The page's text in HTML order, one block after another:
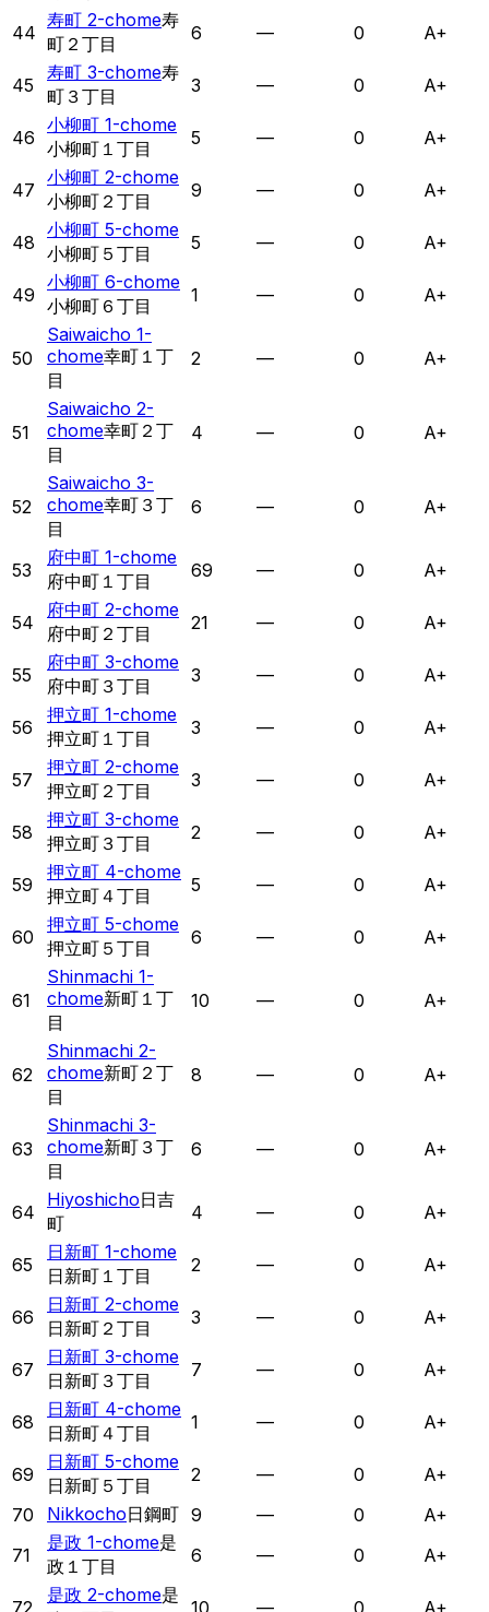
44
寿町 2-chome寿
町２丁目
6 — 0 A+
45
寿町 3-chome寿
町３丁目
3 — 0 A+
46
小柳町 1-chome
小柳町１丁目
5 — 0 A+
47
小柳町 2-chome
小柳町２丁目
9 — 0 A+
48
小柳町 5-chome
小柳町５丁目
5 — 0 A+
49
小柳町 6-chome
小柳町６丁目
1 — 0 A+
50
Saiwaicho 1-
chome幸町１丁
目
2 — 0 A+
51
Saiwaicho 2-
chome幸町２丁
目
4 — 0 A+
52
Saiwaicho 3-
chome幸町３丁
目
6 — 0 A+
53
府中町 1-chome
府中町１丁目
69 — 0 A+
54
府中町 2-chome
府中町２丁目
21 — 0 A+
55
府中町 3-chome
府中町３丁目
3 — 0 A+
56
押立町 1-chome
押立町１丁目
3 — 0 A+
57
押立町 2-chome
押立町２丁目
3 — 0 A+
58
押立町 3-chome
押立町３丁目
2 — 0 A+
59
押立町 4-chome
押立町４丁目
5 — 0 A+
60
押立町 5-chome
押立町５丁目
6 — 0 A+
61
Shinmachi 1-
chome新町１丁
目
10 — 0 A+
62
Shinmachi 2-
chome新町２丁
目
8 — 0 A+
63
Shinmachi 3-
chome新町３丁
目
6 — 0 A+
64
Hiyoshicho日吉
町
4 — 0 A+
65
日新町 1-chome
日新町１丁目
2 — 0 A+
66
日新町 2-chome
日新町２丁目
3 — 0 A+
67
日新町 3-chome
日新町３丁目
7 — 0 A+
68
日新町 4-chome
日新町４丁目
1 — 0 A+
69
日新町 5-chome
日新町５丁目
2 — 0
A+
70
Nikkocho日鋼町 9 — 0
A+
71
是政 1-chome是
政１丁目
6 — 0 A+
是政 2-chome是